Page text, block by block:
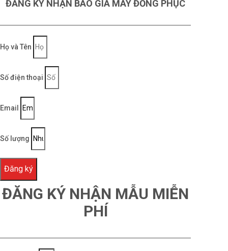
Thiết kế mẫu đồng phục, màu sắc được cập
Logo và hình mẫu được in sắc nét, không
bong tróc, không phai màu qua nhiều lần giặt
ủi
dáng, độ tuổi, phong cách
Thiết kế MIỄN PHÍ, may mẫu MIỄN PHÍ và vận
chuyển MIỄN PHÍ toàn quốc
Đảm bảo đúng tiến độ thỏa thuận, nếu không
FENNIK chịu hoàn toàn trách nhiệm
Chi phí hợp lý, tối ưu, đáp ứng nhu cầu của tất
Đội ngũ tư vấn nhiệt tình, nhiều kinh nghiệm
ĐĂNG KÝ NHẬN BÁO GIÁ MAY ĐỒNG PHỤC
Họ và Tên
Số điện thoại
Email
Số lượng
Đăng ký
ĐĂNG KÝ NHẬN MẪU MIỄN
PHÍ